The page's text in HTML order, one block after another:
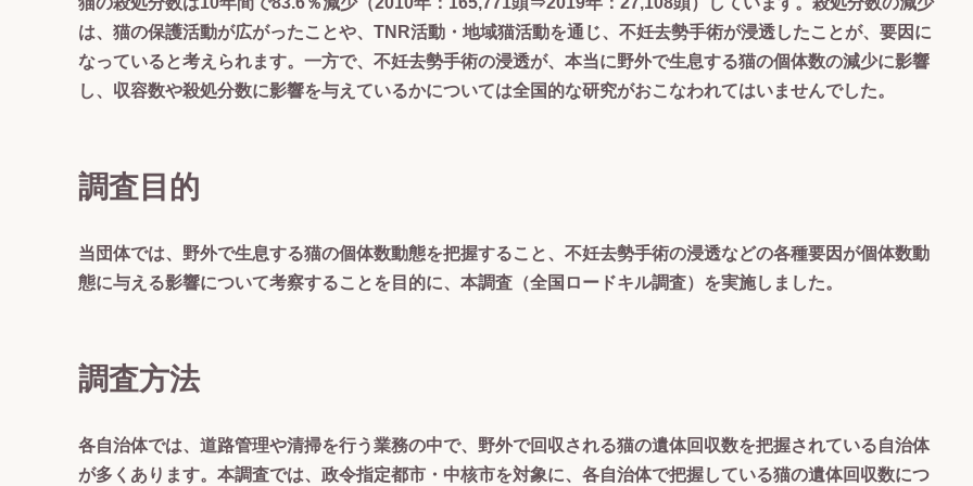
は、猫の保護活動が広がったことや、TNR活動・地域猫活動を通じ、不妊去勢手術が浸透したことが、要因に
なっていると考えられます。一方で、不妊去勢手術の浸透が、本当に野外で生息する猫の個体数の減少に影響
し、収容数や殺処分数に影響を与えているかについては全国的な研究がおこなわれてはいませんでした。
調査目的
当団体では、野外で生息する猫の個体数動態を把握すること、不妊去勢手術の浸透などの各種要因が個体数動
態に与える影響について考察することを目的に、本調査（全国ロードキル調査）を実施しました。
調査方法
各自治体では、道路管理や清掃を行う業務の中で、野外で回収される猫の遺体回収数を把握されている自治体
が多くあります。本調査では、政令指定都市・中核市を対象に、各自治体で把握している猫の遺体回収数につ